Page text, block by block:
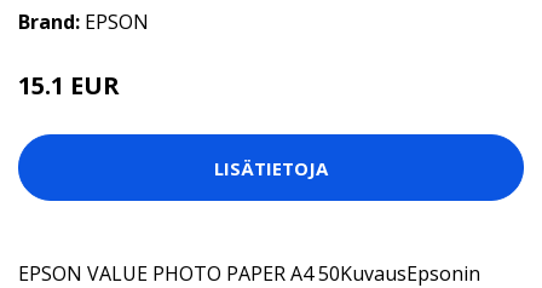
Brand: EPSON
15.1 EUR
LISÄTIETOJA
EPSON VALUE PHOTO PAPER A4 50KuvausEpsonin